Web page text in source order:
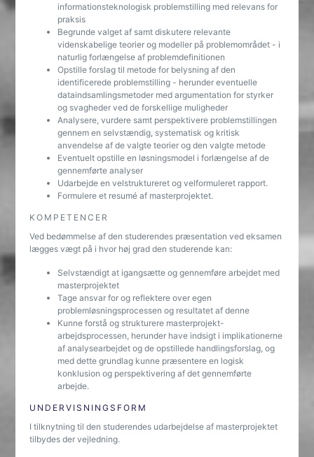
informationsteknologisk problemstilling med relevans for
praksis
Begrunde valget af samt diskutere relevante
videnskabelige teorier og modeller på problemområdet - i
naturlig forlængelse af problemdefinitionen
Opstille forslag til metode for belysning af den
identificerede problemstilling - herunder eventuelle
dataindsamlingsmetoder med argumentation for styrker
og svagheder ved de forskellige muligheder
Analysere, vurdere samt perspektivere problemstillingen
gennem en selvstændig, systematisk og kritisk
anvendelse af de valgte teorier og den valgte metode
Eventuelt opstille en løsningsmodel i forlængelse af de
gennemførte analyser
Udarbejde en velstruktureret og velformuleret rapport.
Formulere et resumé af masterprojektet.
KOMPETENCER
Ved bedømmelse af den studerendes præsentation ved eksamen
lægges vægt på i hvor høj grad den studerende kan:
Selvstændigt at igangsætte og gennemføre arbejdet med
masterprojektet
Tage ansvar for og reflektere over egen
problemløsningsprocessen og resultatet af denne
Kunne forstå og strukturere masterprojekt-
arbejdsprocessen, herunder have indsigt i implikationerne
af analysearbejdet og de opstillede handlingsforslag, og
med dette grundlag kunne præsentere en logisk
konklusion og perspektivering af det gennemførte
arbejde.
UNDERVISNINGSFORM
I tilknytning til den studerendes udarbejdelse af masterprojektet
tilbydes der vejledning.